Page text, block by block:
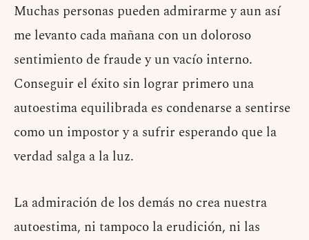
Muchas personas pueden admirarme y aun así
me levanto cada mañana con un doloroso
sentimiento de fraude y un vacío interno.
Conseguir el éxito sin lograr primero una
autoestima equilibrada es condenarse a sentirse
como un impostor y a sufrir esperando que la
verdad salga a la luz.
La admiración de los demás no crea nuestra
autoestima, ni tampoco la erudición, ni las